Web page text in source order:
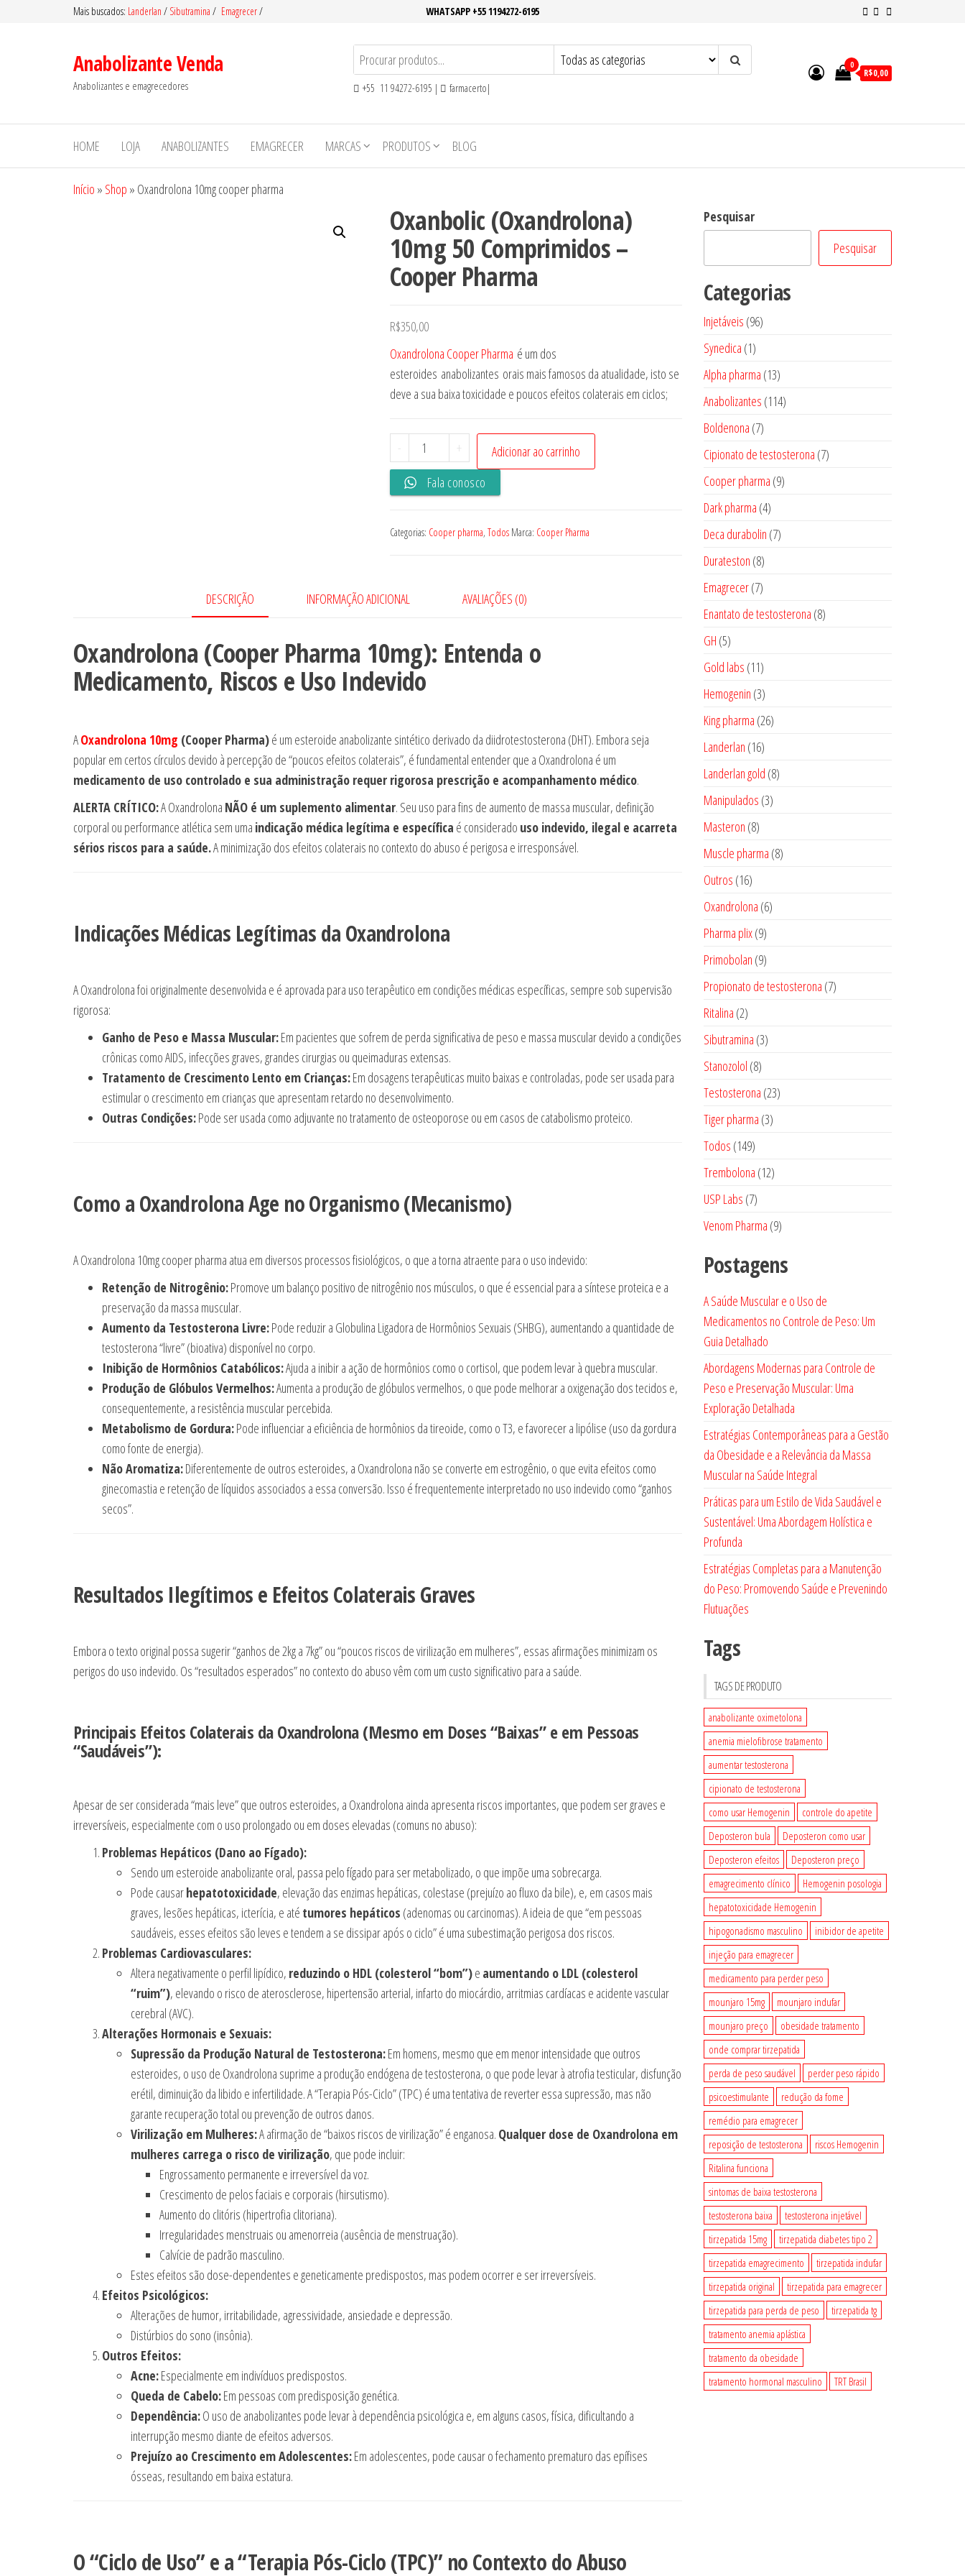
Mais buscados: Landerlan / Sibutramina / Emagrecer/ WHATSAPP +55 1194272-6195
Anabolizante Venda
Anabolizantes e emagrecedores +55 11 94272-6195 | farmacerto|
0
R$0,00
HOME LOJA ANABOLIZANTES EMAGRECER MARCAS PRODUTOS BLOG
Início » Shop » Oxandrolona 10mg cooper pharma
Oxanbolic (Oxandrolona)
10mg 50 Comprimidos –
Cooper Pharma
R$350,00
Oxandrolona Cooper Pharma é um dos
esteroides anabolizantes orais mais famosos da atualidade, isto se
deve a sua baixa toxicidade e poucos efeitos colaterais em ciclos;
-
Oxanbolic
(Oxandrolona)
10mg
-
quantidade
+
Adicionar ao carrinho
Fala conosco
Categorias: Cooper pharma, Todos Marca: Cooper Pharma
DESCRIÇÃO INFORMAÇÃO ADICIONAL AVALIAÇÕES (0)
Oxandrolona (Cooper Pharma 10mg): Entenda o
Medicamento, Riscos e Uso Indevido
AOxandrolona 10mg (Cooper Pharma)é um esteroide anabolizante sintético derivado da diidrotestosterona (DHT). Embora seja
popular em certos círculos devido à percepção de “poucos efeitos colaterais”, é fundamental entender que a Oxandrolona é um
medicamento de uso controlado e sua administração requer rigorosa prescrição e acompanhamento médico.
ALERTA CRÍTICO:A Oxandrolona NÃO é um suplemento alimentar. Seu uso para fins de aumento de massa muscular, definição
corporal ou performance atlética sem uma indicação médica legítima e específica é considerado uso indevido, ilegal e acarreta
sérios riscos para a saúde.A minimização dos efeitos colaterais no contexto do abuso é perigosa e irresponsável.
Indicações Médicas Legítimas da Oxandrolona
A Oxandrolona foi originalmente desenvolvida e é aprovada para uso terapêutico em condições médicas específicas, sempre sob supervisão
rigorosa:
Ganho de Peso e Massa Muscular:Em pacientes que sofrem de perda significativa de peso e massa muscular devido a condições
crônicas como AIDS, infecções graves, grandes cirurgias ou queimaduras extensas.
Tratamento de Crescimento Lento em Crianças:Em dosagens terapêuticas muito baixas e controladas, pode ser usada para
estimular o crescimento em crianças que apresentam retardo no desenvolvimento.
Outras Condições:Pode ser usada como adjuvante no tratamento de osteoporose ou em casos de catabolismo proteico.
Como a Oxandrolona Age no Organismo (Mecanismo)
A Oxandrolona 10mg cooper pharma atua em diversos processos fisiológicos, o que a torna atraente para o uso indevido:
Retenção de Nitrogênio:Promove um balanço positivo de nitrogênio nos músculos, o que é essencial para a síntese proteica e a
preservação da massa muscular.
Aumento da Testosterona Livre:Pode reduzir a Globulina Ligadora de Hormônios Sexuais (SHBG), aumentando a quantidade de
testosterona “livre” (bioativa) disponível no corpo.
Inibição de Hormônios Catabólicos:Ajuda a inibir a ação de hormônios como o cortisol, que podem levar à quebra muscular.
Produção de Glóbulos Vermelhos:Aumenta a produção de glóbulos vermelhos, o que pode melhorar a oxigenação dos tecidos e,
consequentemente, a resistência muscular percebida.
Metabolismo de Gordura:Pode influenciar a eficiência de hormônios da tireoide, como o T3, e favorecer a lipólise (uso da gordura
como fonte de energia).
Não Aromatiza:Diferentemente de outros esteroides, a Oxandrolona não se converte em estrogênio, o que evita efeitos como
ginecomastia e retenção de líquidos associados a essa conversão. Isso é frequentemente interpretado no uso indevido como “ganhos
secos”.
Resultados Ilegítimos e Efeitos Colaterais Graves
Embora o texto original possa sugerir “ganhos de 2kg a 7kg” ou “poucos riscos de virilização em mulheres”, essas afirmações minimizam os
perigos do uso indevido. Os “resultados esperados” no contexto do abuso vêm com um custo significativo para a saúde.
Principais Efeitos Colaterais da Oxandrolona (Mesmo em Doses “Baixas” e em Pessoas
“Saudáveis”):
Apesar de ser considerada “mais leve” que outros esteroides, a Oxandrolona ainda apresenta riscos importantes, que podem ser graves e
irreversíveis, especialmente com o uso prolongado ou em doses elevadas (comuns no abuso):
Problemas Hepáticos (Dano ao Fígado):
Sendo um esteroide anabolizante oral, passa pelo fígado para ser metabolizado, o que impõe uma sobrecarga.
Pode causarhepatotoxicidade, elevação das enzimas hepáticas, colestase (prejuízo ao fluxo da bile), e, em casos mais
graves, lesões hepáticas, icterícia, e até tumores hepáticos (adenomas ou carcinomas). A ideia de que “em pessoas
saudáveis, esses efeitos são leves e tendem a se dissipar após o ciclo” é uma subestimação perigosa dos riscos.
Problemas Cardiovasculares:
Altera negativamente o perfil lipídico, reduzindo o HDL (colesterol “bom”)e aumentando o LDL (colesterol
“ruim”), elevando o risco de aterosclerose, hipertensão arterial, infarto do miocárdio, arritmias cardíacas e acidente vascular
cerebral (AVC).
Alterações Hormonais e Sexuais:
Supressão da Produção Natural de Testosterona:Em homens, mesmo que em menor intensidade que outros
esteroides, o uso de Oxandrolona suprime a produção endógena de testosterona, o que pode levar à atrofia testicular, disfunção
erétil, diminuição da libido e infertilidade. A “Terapia Pós-Ciclo” (TPC) é uma tentativa de reverter essa supressão, mas não
garante recuperação total ou prevenção de outros danos.
Virilização em Mulheres:A afirmação de “baixos riscos de virilização” é enganosa. Qualquer dose de Oxandrolona em
mulheres carrega o risco de virilização, que pode incluir:
Engrossamento permanente e irreversível da voz.
Crescimento de pelos faciais e corporais (hirsutismo).
Aumento do clitóris (hipertrofia clitoriana).
Irregularidades menstruais ou amenorreia (ausência de menstruação).
Calvície de padrão masculino.
Estes efeitos são dose-dependentes e geneticamente predispostos, mas podem ocorrer e ser irreversíveis.
Efeitos Psicológicos:
Alterações de humor, irritabilidade, agressividade, ansiedade e depressão.
Distúrbios do sono (insônia).
Outros Efeitos:
Acne:Especialmente em indivíduos predispostos.
Queda de Cabelo:Em pessoas com predisposição genética.
Dependência:O uso de anabolizantes pode levar à dependência psicológica e, em alguns casos, física, dificultando a
interrupção mesmo diante de efeitos adversos.
Prejuízo ao Crescimento em Adolescentes:Em adolescentes, pode causar o fechamento prematuro das epífises
ósseas, resultando em baixa estatura.
O “Ciclo de Uso” e a “Terapia Pós-Ciclo (TPC)” no Contexto do Abuso
Pesquisar
Pesquisar
Categorias
Injetáveis 9696
Synedica 11
produto
Alpha pharma 1313
produtos
Anabolizantes 114114
Boldenona 77
produtos
Cipionato de testosterona 77
Cooper pharma 99
Dark pharma 44
produtos
Deca durabolin 77
Durateston 88
produtos
Emagrecer 77
produtos
Enantato de testosterona 88
GH 55
produtos
Gold labs 1111
produtos
Hemogenin 33
produtos
King pharma 2626
Landerlan 1616
produtos
Landerlan gold 88
Manipulados 33
Masteron 88
produtos
Muscle pharma 88
Outros 1616
produtos
Oxandrolona 66
Pharma plix 99
produtos
Primobolan 99
produtos
Propionato de testosterona 77
Ritalina 22
produtos
Sibutramina 33
Stanozolol 88
produtos
Testosterona 2323
Tiger pharma 33
Todos 149149
produtos
Trembolona 1212
USP Labs 77
produtos
Venom Pharma 99
Postagens
A Saúde Muscular e o Uso de
Medicamentos no Controle de Peso: Um
Guia Detalhado
Abordagens Modernas para Controle de
Peso e Preservação Muscular: Uma
Exploração Detalhada
Estratégias Contemporâneas para a Gestão
da Obesidade e a Relevância da Massa
Muscular na Saúde Integral
Práticas para um Estilo de Vida Saudável e
Sustentável: Uma Abordagem Holística e
Profunda
Estratégias Completas para a Manutenção
do Peso: Promovendo Saúde e Prevenindo
Flutuações
Tags
TAGS DE PRODUTO
anabolizante oximetolona
anemia mielofibrose tratamento
aumentar testosterona
cipionato de testosterona
como usar Hemogenin
controle do apetite
Deposteron bula
Deposteron como usar
Deposteron efeitos
Deposteron preço
emagrecimento clínico
Hemogenin posologia
hepatotoxicidade Hemogenin
hipogonadismo masculino
inibidor de apetite
injeção para emagrecer
medicamento para perder peso
mounjaro 15mg
mounjaro indufar
mounjaro preço
obesidade tratamento
onde comprar tirzepatida
perda de peso saudável
perder peso rápido
psicoestimulante
redução da fome
remédio para emagrecer
reposição de testosterona
riscos Hemogenin
Ritalina funciona
sintomas de baixa testosterona
testosterona baixa
testosterona injetável
tirzepatida 15mg
tirzepatida diabetes tipo 2
tirzepatida emagrecimento
tirzepatida indufar
tirzepatida original
tirzepatida para emagrecer
tirzepatida para perda de peso
tirzepatida tg
tratamento anemia aplástica
tratamento da obesidade
tratamento hormonal masculino
TRT Brasil